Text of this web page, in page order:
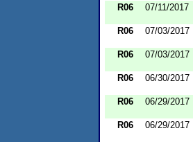
R06 07/11/2017
R06 07/03/2017
R06 07/03/2017
R06 06/30/2017
R06 06/29/2017
R06 06/29/2017